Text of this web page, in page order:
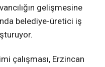
gelişmesine
belediye-üretici iş
çalışması, Erzincan